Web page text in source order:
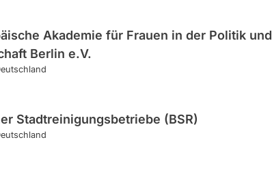
Akademie für Frauen in der Politik und
Berlin e.V.
Stadtreinigungsbetriebe (BSR)